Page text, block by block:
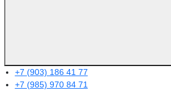
+7 (903) 186 41 77
+7 (985) 970 84 71